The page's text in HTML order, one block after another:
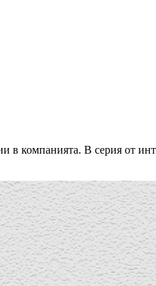
компанията. В серия от